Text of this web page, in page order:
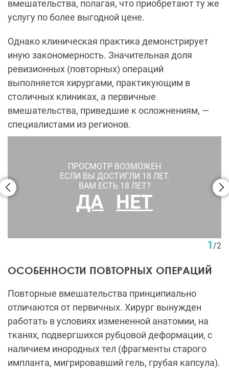
вмешательства, полагая, что приобретают ту же
услугу по более выгодной цене.
Однако клиническая практика демонстрирует
иную закономерность. Значительная доля
ревизионных (повторных) операций
выполняется хирургами, практикующим в
столичных клиниках, а первичные
вмешательства, приведшие к осложнениям, —
специалистами из регионов.
ПРОСМОТР ВОЗМОЖЕН
ЕСЛИ ВЫ ДОСТИГЛИ 18 ЛЕТ.
ВАМ ЕСТЬ 18 ЛЕТ?
ДА НЕТ
1/2
ОСОБЕННОСТИ ПОВТОРНЫХ ОПЕРАЦИЙ
Повторные вмешательства принципиально
отличаются от первичных. Хирург вынужден
работать в условиях измененной анатомии, на
тканях, подвергшихся рубцовой деформации, с
наличием инородных тел (фрагменты старого
импланта, мигрировавший гель, грубая капсула).